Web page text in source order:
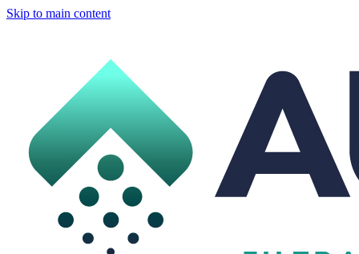
Skip to main content